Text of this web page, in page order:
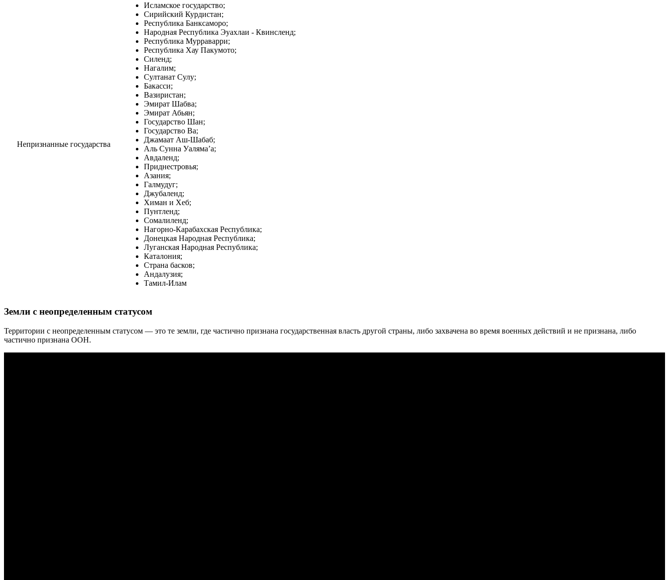
Непризнанные государства
Исламское государство;
Сирийский Курдистан;
Республика Банксаморо;
Народная Республика Эуахлаи - Квинсленд;
Республика Мурраварри;
Республика Хау Пакумото;
Силенд;
Нагалим;
Султанат Сулу;
Бакасси;
Вазиристан;
Эмират Шабва;
Эмират Абьян;
Государство Шан;
Государство Ва;
Джамаат Аш-Шабаб;
Аль Сунна Уаляма’а;
Авдаленд;
Приднестровья;
Азания;
Галмудуг;
Джубаленд;
Химан и Хеб;
Пунтленд;
Сомалиленд;
Нагорно-Карабахская Республика;
Донецкая Народная Республика;
Луганская Народная Республика;
Каталония;
Страна басков;
Андалузия;
Тамил-Илам
Земли с неопределенным статусом
Территории с неопределенным статусом — это те земли, где частично признана государственная власть другой страны, либо захвачена во время военных действий и не признана, либо
частично признана ООН.